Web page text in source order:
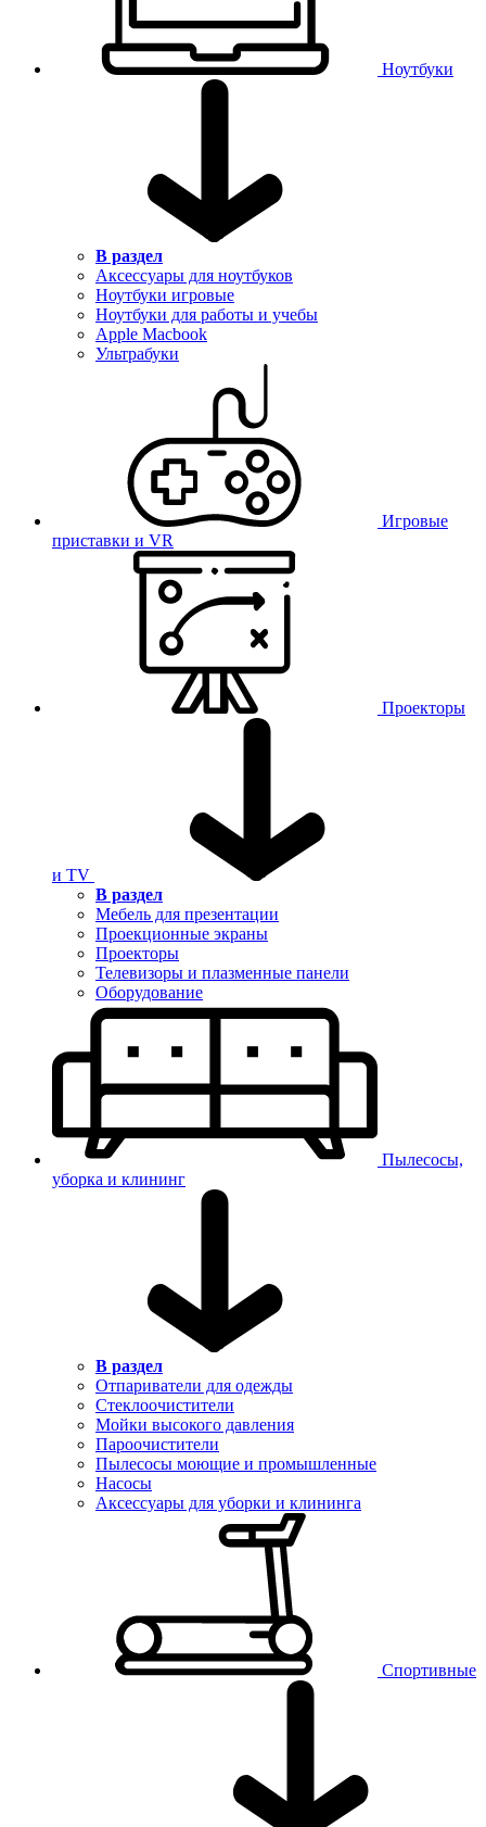
Ноутбуки
В раздел
Аксессуары для ноутбуков
Ноутбуки игровые
Ноутбуки для работы и учебы
Apple Macbook
Ультрабуки
Игровые
приставки и VR
Проекторы
и TV
В раздел
Мебель для презентации
Проекционные экраны
Проекторы
Телевизоры и плазменные панели
Оборудование
Пылесосы,
уборка и клининг
В раздел
Отпариватели для одежды
Стеклоочистители
Мойки высокого давления
Пароочистители
Пылесосы моющие и промышленные
Насосы
Аксессуары для уборки и клининга
Спортивные